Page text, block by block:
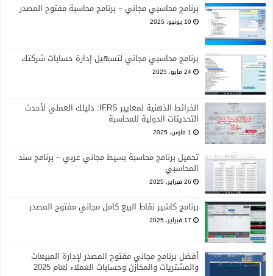
برنامج محاسبي مجاني – برنامج محاسبة مفتوح المصدر
10 يونيو، 2025
برنامج محاسبي مجاني لتسهيل إدارة حسابات شركتك
24 مايو، 2025
الخرائط الذهنية لمعايير IFRS: دليلك العملي لأحدث
التحديثات الدولية للمحاسبة
1 مارس، 2025
تحميل برنامج محاسبة بسيط مجاني عربي – برنامج سند
المحاسبي
26 فبراير، 2025
برنامج كاشير نقاط البيع كامل مجاني مفتوح المصدر
17 فبراير، 2025
أفضل برنامج مجاني مفتوح المصدر لإدارة المبيعات
والمشتريات والمخازن وحسابات العملاء لعام 2025